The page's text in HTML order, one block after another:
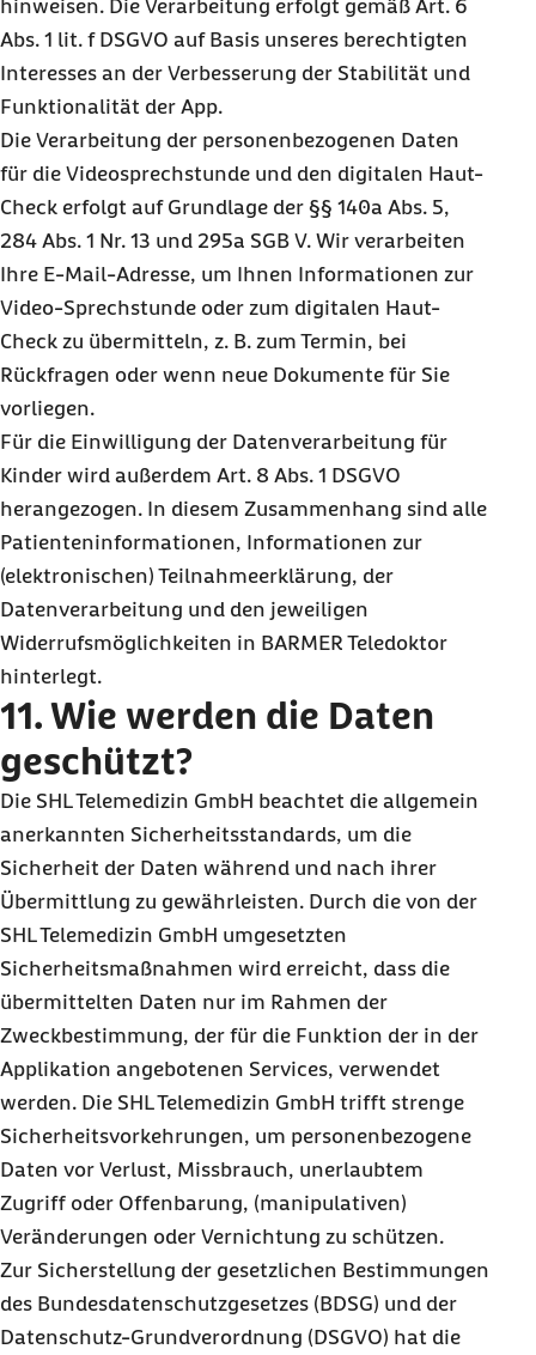
hinweisen. Die Verarbeitung erfolgt gemäß Art. 6
Abs. 1 lit. f DSGVO auf Basis unseres berechtigten
Interesses an der Verbesserung der Stabilität und
Funktionalität der App.
Die Verarbeitung der personenbezogenen Daten
für die Videosprechstunde und den digitalen Haut-
Check erfolgt auf Grundlage der §§ 140a Abs. 5,
284 Abs. 1 Nr. 13 und 295a SGB V. Wir verarbeiten
Ihre E-Mail-Adresse, um Ihnen Informationen zur
Video-Sprechstunde oder zum digitalen Haut-
Check zu übermitteln, z. B. zum Termin, bei
Rückfragen oder wenn neue Dokumente für Sie
vorliegen.
Für die Einwilligung der Datenverarbeitung für
Kinder wird außerdem Art. 8 Abs. 1 DSGVO
herangezogen. In diesem Zusammenhang sind alle
Patienteninformationen, Informationen zur
(elektronischen) Teilnahmeerklärung, der
Datenverarbeitung und den jeweiligen
Widerrufsmöglichkeiten in BARMER Teledoktor
hinterlegt.
11. Wie werden die Daten
geschützt?
Die SHL Telemedizin GmbH beachtet die allgemein
anerkannten Sicherheitsstandards, um die
Sicherheit der Daten während und nach ihrer
Übermittlung zu gewährleisten. Durch die von der
SHL Telemedizin GmbH umgesetzten
Sicherheitsmaßnahmen wird erreicht, dass die
übermittelten Daten nur im Rahmen der
Zweckbestimmung, der für die Funktion der in der
Applikation angebotenen Services, verwendet
werden. Die SHL Telemedizin GmbH trifft strenge
Sicherheitsvorkehrungen, um personenbezogene
Daten vor Verlust, Missbrauch, unerlaubtem
Zugriff oder Offenbarung, (manipulativen)
Veränderungen oder Vernichtung zu schützen.
Zur Sicherstellung der gesetzlichen Bestimmungen
des Bundesdatenschutzgesetzes (BDSG) und der
Datenschutz-Grundverordnung (DSGVO) hat die